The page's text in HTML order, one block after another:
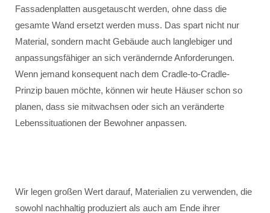
Fassadenplatten ausgetauscht werden, ohne dass die
gesamte Wand ersetzt werden muss. Das spart nicht nur
Material, sondern macht Gebäude auch langlebiger und
anpassungsfähiger an sich verändernde Anforderungen.
Wenn jemand konsequent nach dem Cradle-to-Cradle-
Prinzip bauen möchte, können wir heute Häuser schon so
planen, dass sie mitwachsen oder sich an veränderte
Lebenssituationen der Bewohner anpassen.
Wir legen großen Wert darauf, Materialien zu verwenden, die
sowohl nachhaltig produziert als auch am Ende ihrer